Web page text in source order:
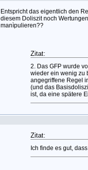
Entspricht das eigentlich den
diesem Doliszit noch
manìpulieren??
Zitat:
2. Das GFP wurde
wieder ein wenig zu
angegriffene Regel
(und das
ist, da eine spätere
Zitat:
Ich finde es gut,